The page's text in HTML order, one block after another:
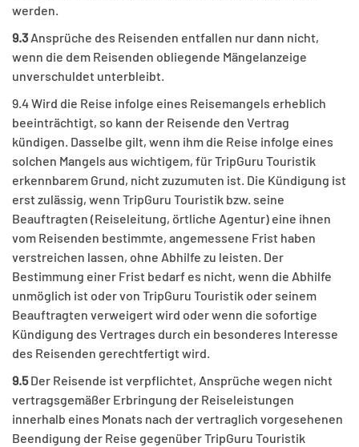
werden.
9.3 Ansprüche des Reisenden entfallen nur dann nicht,
wenn die dem Reisenden obliegende Mängelanzeige
unverschuldet unterbleibt.
9.4 Wird die Reise infolge eines Reisemangels erheblich
beeinträchtigt, so kann der Reisende den Vertrag
kündigen. Dasselbe gilt, wenn ihm die Reise infolge eines
solchen Mangels aus wichtigem, für TripGuru Touristik
erkennbarem Grund, nicht zuzumuten ist. Die Kündigung ist
erst zulässig, wenn TripGuru Touristik bzw. seine
Beauftragten (Reiseleitung, örtliche Agentur) eine ihnen
vom Reisenden bestimmte, angemessene Frist haben
verstreichen lassen, ohne Abhilfe zu leisten. Der
Bestimmung einer Frist bedarf es nicht, wenn die Abhilfe
unmöglich ist oder von TripGuru Touristik oder seinem
Beauftragten verweigert wird oder wenn die sofortige
Kündigung des Vertrages durch ein besonderes Interesse
des Reisenden gerechtfertigt wird.
9.5Der Reisende ist verpflichtet, Ansprüche wegen nicht
vertragsgemäßer Erbringung der Reiseleistungen
innerhalb eines Monats nach der vertraglich vorgesehenen
Beendigung der Reise gegenüber TripGuru Touristik